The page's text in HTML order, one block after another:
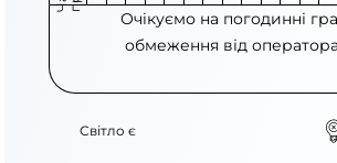
Очікуємо на погодинні
обмеження від
Світло є